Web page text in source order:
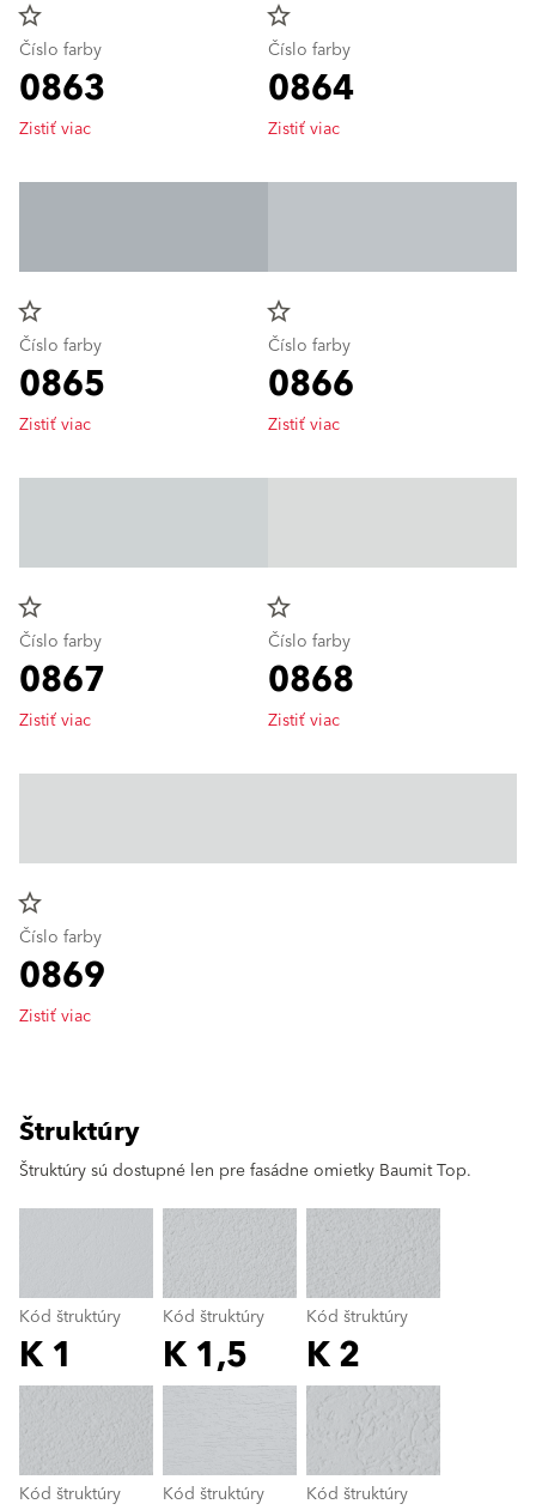
star_border
Číslo farby
0863
Zistiť viac
star_border
Číslo farby
0864
Zistiť viac
star_border
Číslo farby
0865
Zistiť viac
star_border
Číslo farby
0866
Zistiť viac
star_border
Číslo farby
0867
Zistiť viac
star_border
Číslo farby
0868
Zistiť viac
star_border
Číslo farby
0869
Zistiť viac
Štruktúry
Štruktúry sú dostupné len pre fasádne omietky Baumit Top.
Kód štruktúry
K 1
Kód štruktúry
K 1,5
Kód štruktúry
K 2
Kód štruktúry Kód štruktúry Kód štruktúry
Kód štruktúry
color_name